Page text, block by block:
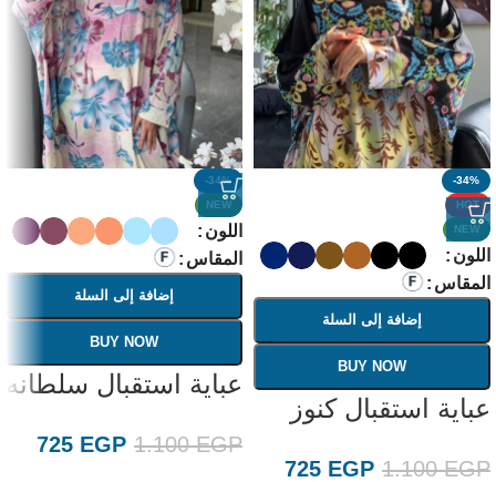
-34%
HOT
NEW
اللون
المقاس
إضافة إلى السلة
BUY NOW
عباية استقبال كنوز
1.100EGP
725 EGP
-34%
NEW
اللون
المقاس
إضافة إلى السلة
BUY NOW
عباية استقبال سلطانه
1.100EGP
725 EGP